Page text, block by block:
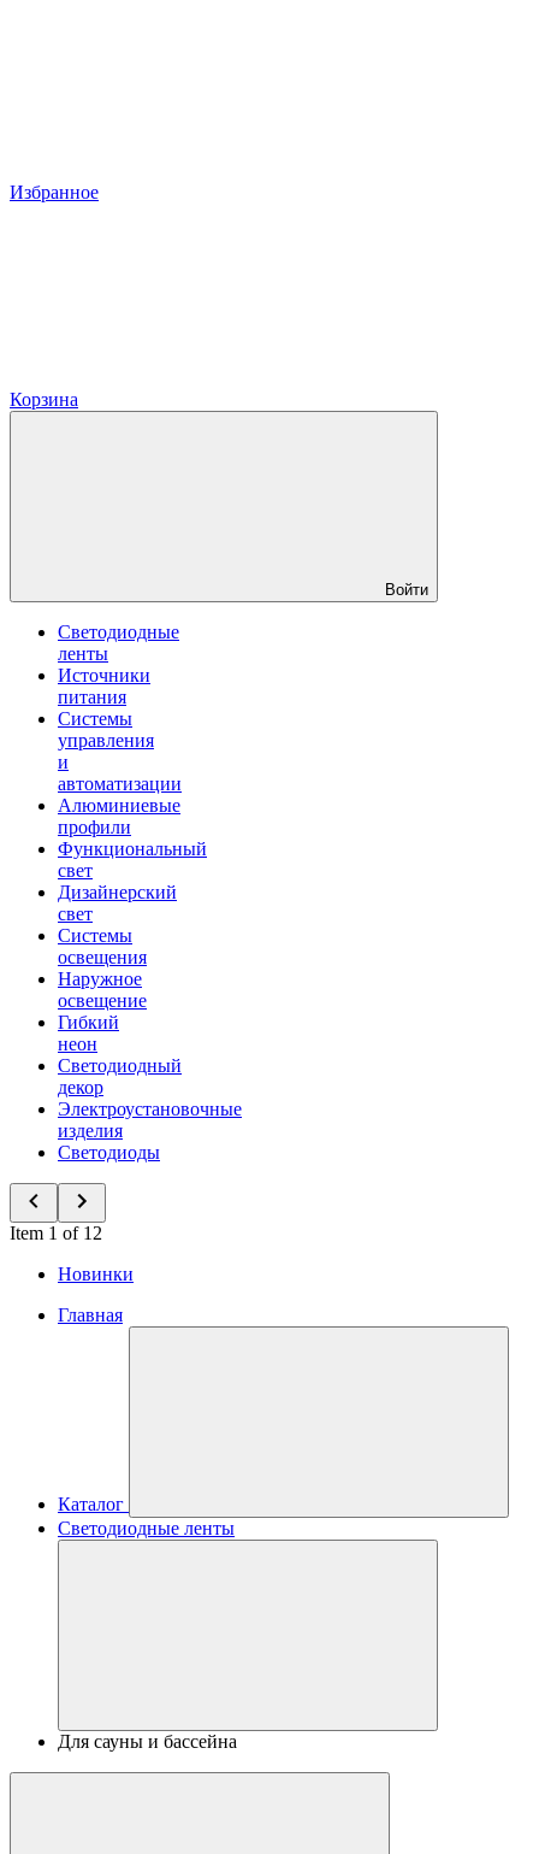
Избранное
Корзина
Войти
Светодиодные
ленты
Источники
питания
Системы
управления
и
автоматизации
Алюминиевые
профили
Функциональный
свет
Дизайнерский
свет
Системы
освещения
Наружное
освещение
Гибкий
неон
Светодиодный
декор
Электроустановочные
изделия
Светодиоды
Item 1 of 12
Новинки
Главная
Каталог
Светодиодные ленты
Для сауны и бассейна